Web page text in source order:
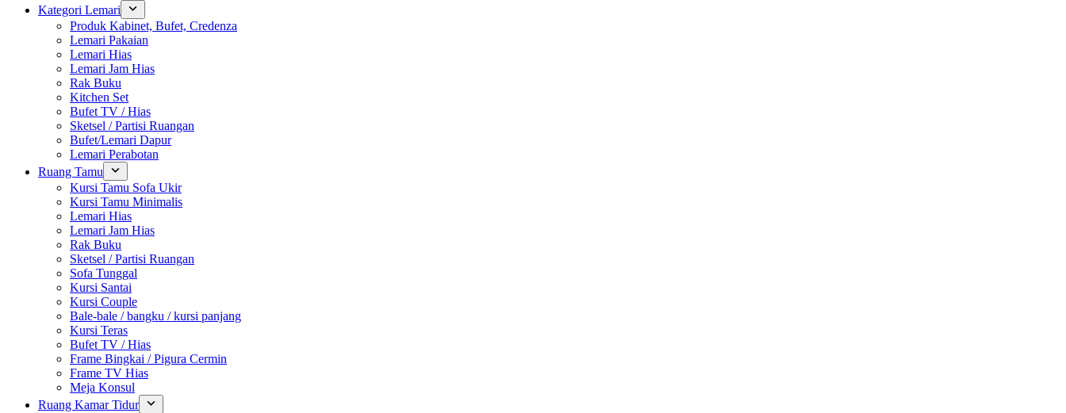
Kategori Lemari
Produk Kabinet, Bufet, Credenza
Lemari Pakaian
Lemari Hias
Lemari Jam Hias
Rak Buku
Kitchen Set
Bufet TV / Hias
Sketsel / Partisi Ruangan
Bufet/Lemari Dapur
Lemari Perabotan
Ruang Tamu
Kursi Tamu Sofa Ukir
Kursi Tamu Minimalis
Lemari Hias
Lemari Jam Hias
Rak Buku
Sketsel / Partisi Ruangan
Sofa Tunggal
Kursi Santai
Kursi Couple
Bale-bale / bangku / kursi panjang
Kursi Teras
Bufet TV / Hias
Frame Bingkai / Pigura Cermin
Frame TV Hias
Meja Konsul
Ruang Kamar Tidur